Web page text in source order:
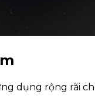
dụng rộng rãi